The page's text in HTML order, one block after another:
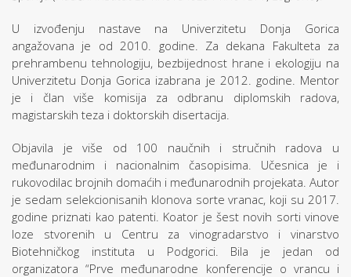
U izvođenju nastave na Univerzitetu Donja Gorica
angažovana je od 2010. godine. Za dekana Fakulteta za
prehrambenu tehnologiju, bezbijednost hrane i ekologiju na
Univerzitetu Donja Gorica izabrana je 2012. godine. Mentor
je i član više komisija za odbranu diplomskih radova,
magistarskih teza i doktorskih disertacija.
Objavila je više od 100 naučnih i stručnih radova u
međunarodnim i nacionalnim časopisima. Učesnica je i
rukovodilac brojnih domaćih i međunarodnih projekata. Autor
je sedam selekcionisanih klonova sorte vranac, koji su 2017.
godine priznati kao patenti. Koator je šest novih sorti vinove
loze stvorenih u Centru za vinogradarstvo i vinarstvo
Biotehničkog instituta u Podgorici. Bila je jedan od
organizatora “Prve međunarodne konferencije o vrancu i